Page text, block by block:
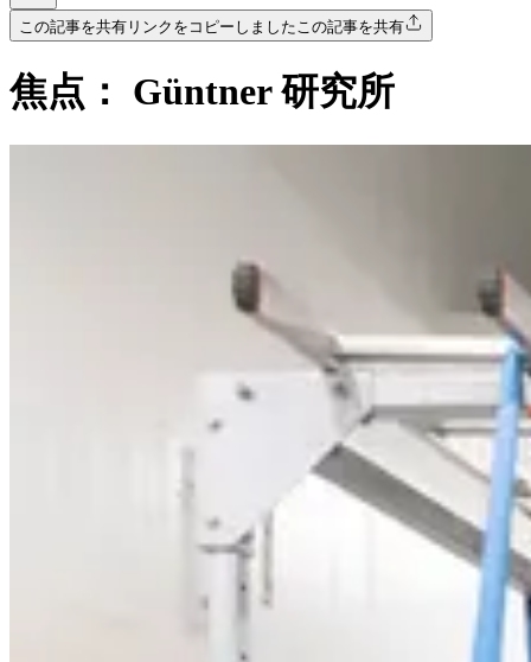
この記事を共有 リンクをコピーしましたこの記事を共有
焦点： Güntner 研究所